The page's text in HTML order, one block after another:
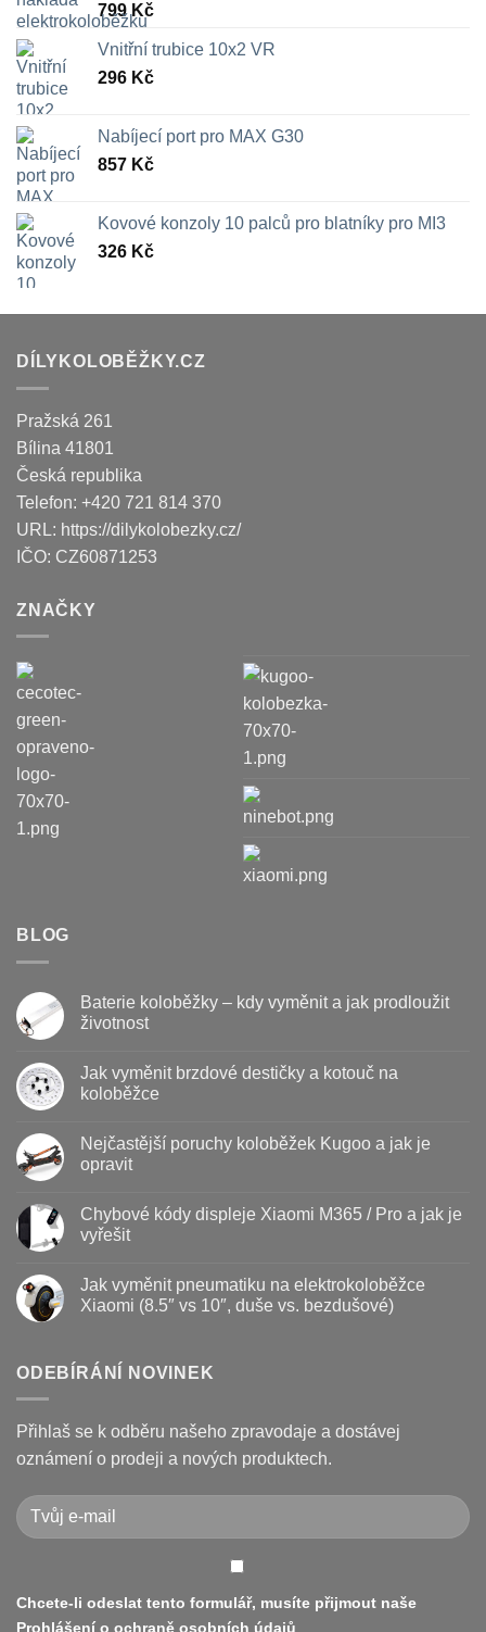
799Kč
Vnitřní trubice 10x2 VR
296 Kč
Nabíjecí port pro MAX G30
857 Kč
Kovové konzoly 10 palců pro blatníky pro MI3
326 Kč
DÍLYKOLOBĚŽKY.CZ
Pražská 261
Bílina 41801
Česká republika
Telefon: +420 721 814 370
URL: https://dilykolobezky.cz/
IČO: CZ60871253
ZNAČKY
BLOG
Baterie koloběžky – kdy vyměnit a jak prodloužit
životnost
textu
s
koloběžky
kdy
jak
prodloužit
životnost
Jak vyměnit brzdové destičky a kotouč na
koloběžce
u
textu
s
vyměnit
brzdové
destičky
na
koloběžce
Nejčastější poruchy koloběžek Kugoo a jak je
opravit
u
textu
s
poruchy
koloběžek
Kugoo
opravit
Chybové kódy displeje Xiaomi M365 / Pro a jak je
vyřešit
textu
s
displeje
Xiaomi
Pro
a
jak
je
Jak vyměnit pneumatiku na elektrokoloběžce
Xiaomi (8.5″ vs 10″, duše vs. bezdušové)
textu
s
vyměnit
pneumatiku
na
elektrokoloběžce
(8.5″
vs
10″,
duše
ODEBÍRÁNÍ NOVINEK
Přihlaš se k odběru našeho zpravodaje a dostávej
oznámení o prodeji a nových produktech.
Chcete-li odeslat tento formulář, musíte přijmout naše
Prohlášení o ochraně osobních údajů